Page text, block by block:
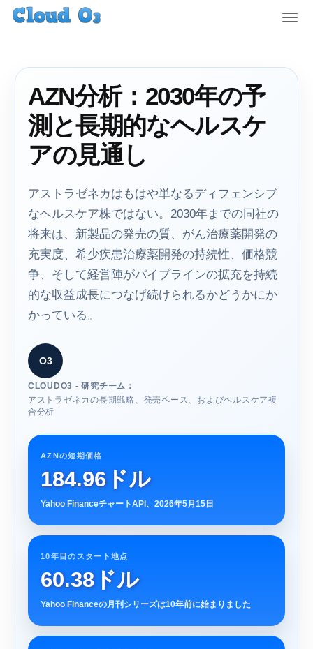
T
AZN分析：2030年の予
測と長期的なヘルスケ
アの見通し
アストラゼネカはもはや単なるディフェンシブ
なヘルスケア株ではない。2030年までの同社の
将来は、新製品の発売の質、がん治療薬開発の
充実度、希少疾患治療薬開発の持続性、価格競
争、そして経営陣がパイプラインの拡充を持続
的な収益成長につなげ続けられるかどうかにか
かっている。
O3
CLOUDO3 - 研究チーム：
アストラゼネカの長期戦略、発売ペース、およびヘルスケア複
合分析
AZNの短期価格
184.96ドル
Yahoo FinanceチャートAPI、2026年5月15日
10年目のスタート地点
60.38ドル
Yahoo Financeの月刊シリーズは10年前に始まりました